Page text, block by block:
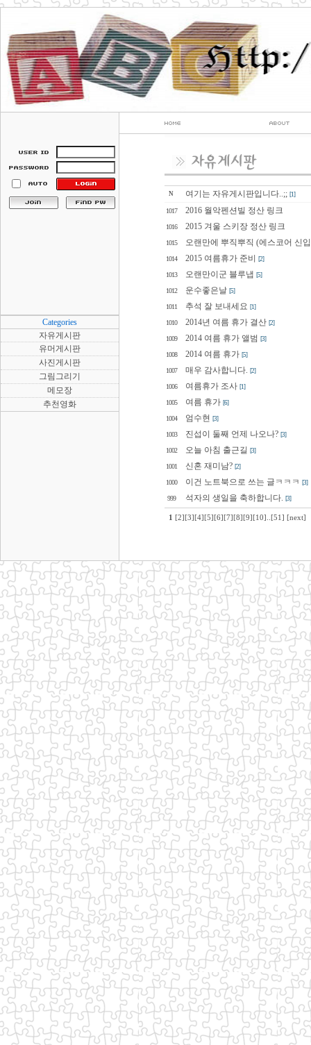
Categories
자유게시판
유머게시판
사진게시판
그림그리기
메모장
추천영화
N 여기는 자유게시판입니다..;; [1]
1017 2016 월악펜션빌 정산 링크
1016 2015 겨울 스키장 정산 링크
1015 오랜만에 뿌직뿌직 (에스코어 신
1014 2015 여름휴가 준비 [2]
1013 오랜만이군 블루냅 [5]
1012 운수좋은날 [5]
1011 추석 잘 보내세요 [1]
1010 2014년 여름 휴가 결산 [2]
1009 2014 여름 휴가 앨범 [3]
1008 2014 여름 휴가 [5]
1007 매우 감사합니다. [2]
1006 여름휴가 조사 [1]
1005 여름 휴가 [6]
1004 엄수현 [3]
1003 진섭이 둘째 언제 나오나? [3]
1002 오늘 아침 출근길 [3]
1001 신혼 재미남? [2]
1000 이건 노트북으로 쓰는 글ㅋㅋㅋ [3]
999 석자의 생일을 축하합니다. [3]
1 [2] [3] [4] [5] [6] [7] [8] [9] [10] [51] [next]